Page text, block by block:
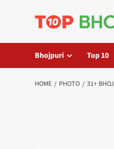
Bhojpuri Top 10
HOME PHOTO 31+